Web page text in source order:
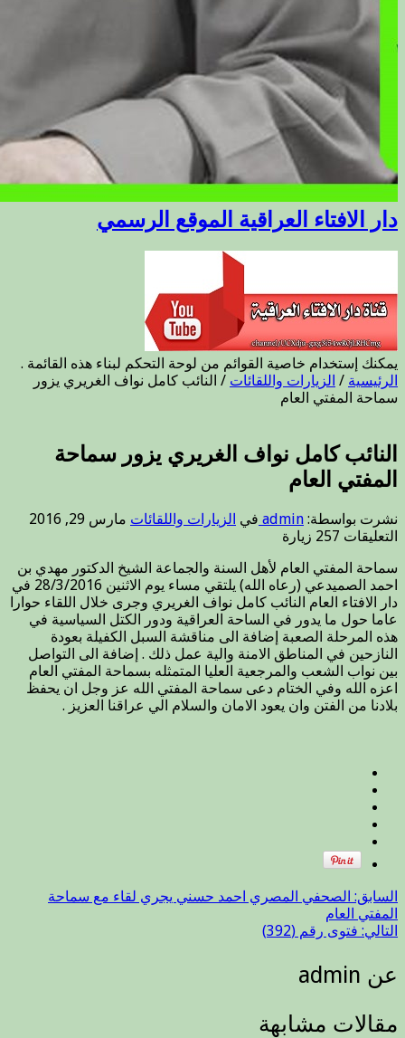
دار الافتاء العراقية الموقع الرسمي
يمكنك إستخدام خاصية القوائم من لوحة التحكم لبناء هذه القائمة .
الرئيسية / الزيارات واللقائات / النائب كامل نواف الغريري يزور
سماحة المفتي العام
النائب كامل نواف الغريري يزور سماحة
المفتي العام
نشرت بواسطة: admin في الزيارات واللقائات مارس 29, 2016
التعليقات على
كامل
نواف
الغريري
يزور
سماحة
المفتي
العام
مغلقة
257 زيارة
سماحة المفتي العام لأهل السنة والجماعة الشيخ الدكتور مهدي بن
احمد الصميدعي (رعاه الله) يلتقي مساء يوم الاثنين 28/3/2016 في
دار الافتاء العام النائب كامل نواف الغريري وجرى خلال اللقاء حوارا
عاما حول ما يدور في الساحة العراقية ودور الكتل السياسية في
هذه المرحلة الصعبة إضافة الى مناقشة السبل الكفيلة بعودة
النازحين في المناطق الامنة والية عمل ذلك . إضافة الى التواصل
بين نواب الشعب والمرجعية العليا المتمثله بسماحة المفتي العام
اعزه الله وفي الختام دعى سماحة المفتي الله عز وجل ان يحفظ
بلادنا من الفتن وان يعود الامان والسلام الي عراقنا العزيز .
السابق: الصحفي المصري احمد حسني يجري لقاء مع سماحة
المفتي العام
التالي: فتوى رقم (392)
عن admin
مقالات مشابهة